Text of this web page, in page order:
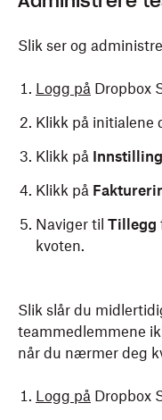
Slik ser og
Logg på Dropbox
Klikk på initialene
Klikk på
Klikk på
Naviger til Tillegg
kvoten.
Slik slår du
teammedlemmene
når du nærmer deg
Logg på Dropbox